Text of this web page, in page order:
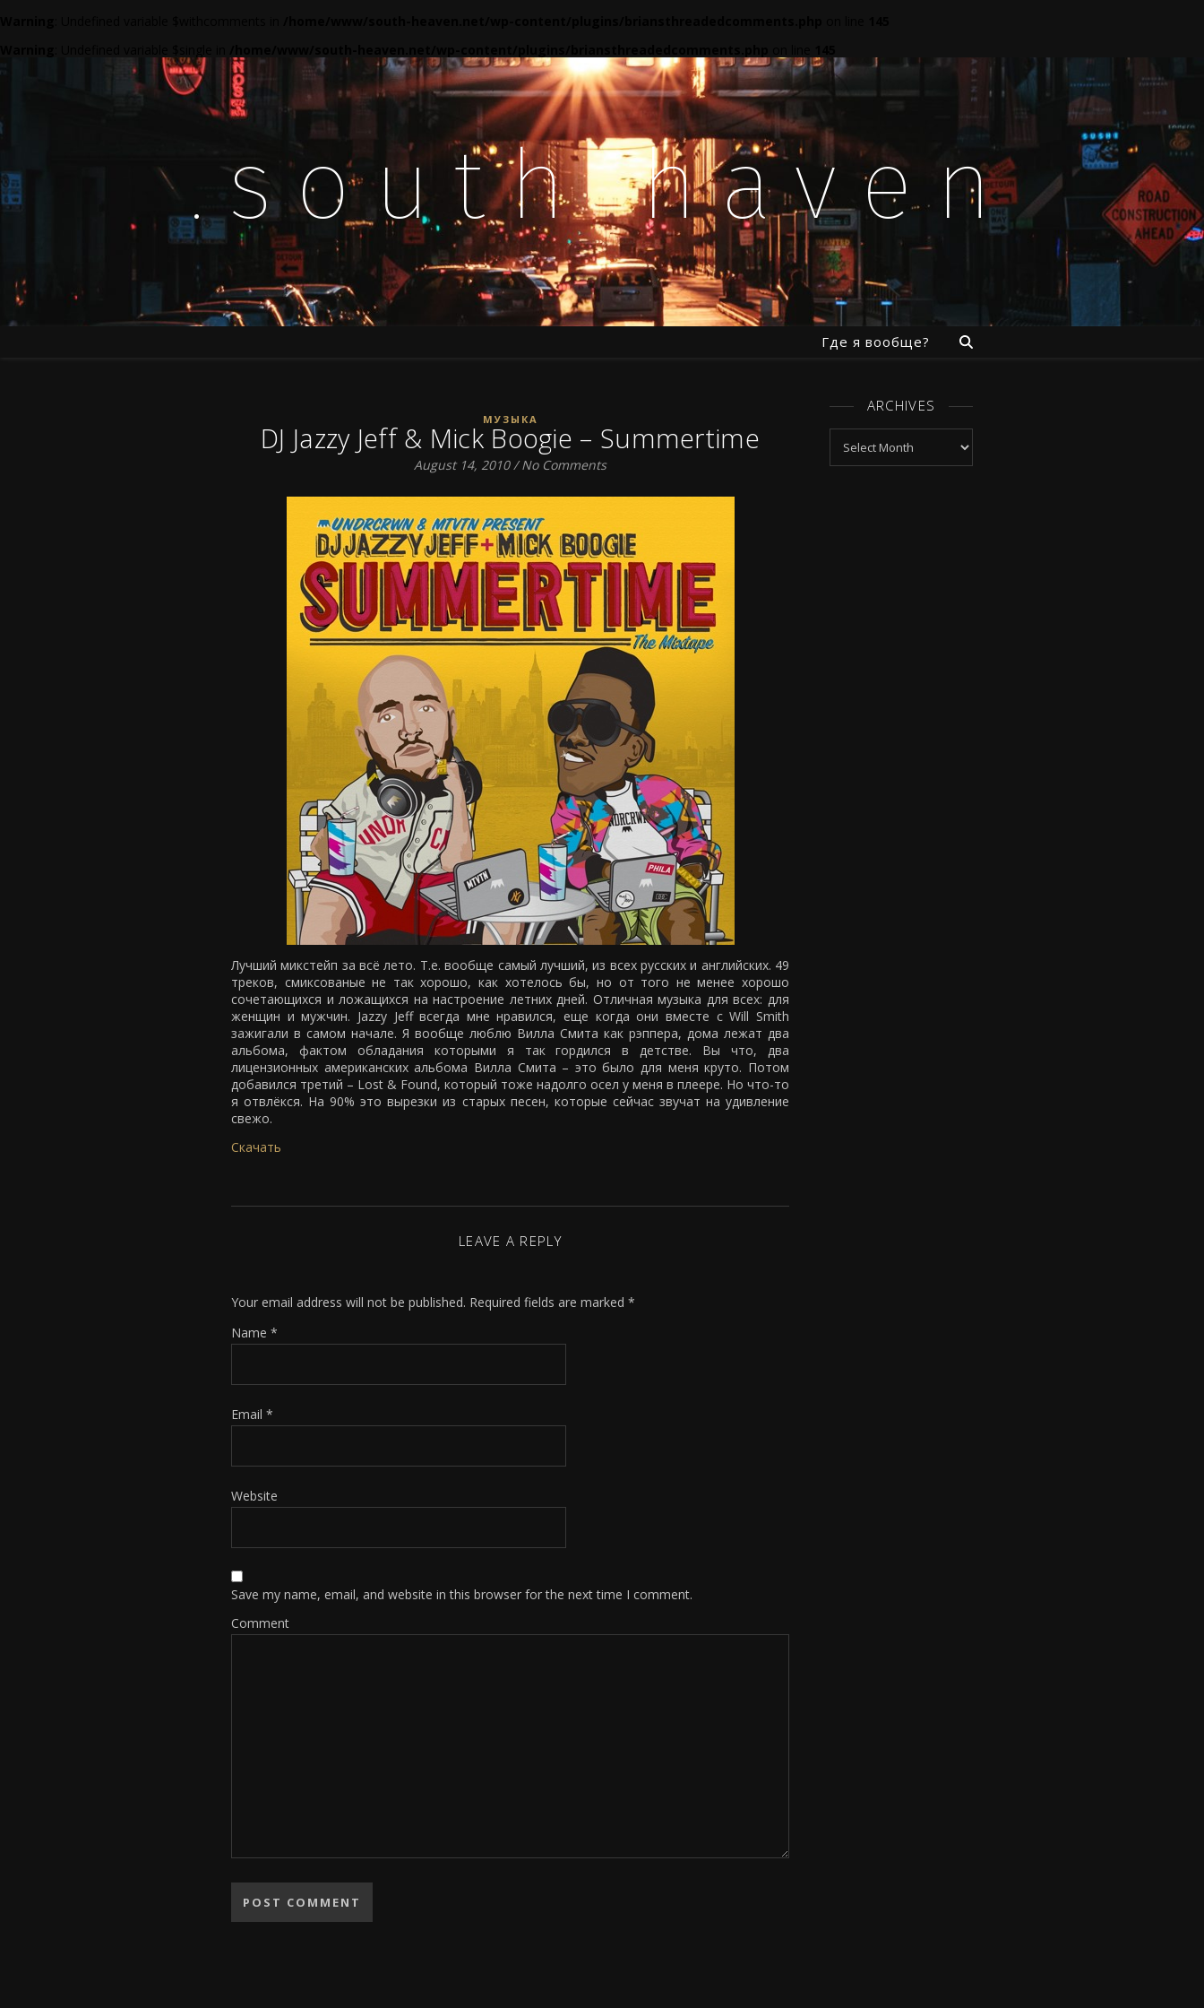
.south haven
Где я вообще?
МУЗЫКА
DJ Jazzy Jeff & Mick Boogie – Summertime
August 14, 2010 / No Comments
Лучший микстейп за всё лето. Т.е. вообще самый лучший, из всех русских и английских. 49
треков, смиксованые не так хорошо, как хотелось бы, но от того не менее хорошо
сочетающихся и ложащихся на настроение летних дней. Отличная музыка для всех: для
женщин и мужчин. Jazzy Jeff всегда мне нравился, еще когда они вместе с Will Smith
зажигали в самом начале. Я вообще люблю Вилла Смита как рэппера, дома лежат два
альбома, фактом обладания которыми я так гордился в детстве. Вы что, два
лицензионных американских альбома Вилла Смита – это было для меня круто. Потом
добавился третий – Lost & Found, который тоже надолго осел у меня в плеере. Но что-то
я отвлёкся. На 90% это вырезки из старых песен, которые сейчас звучат на удивление
свежо.
Скачать
LEAVE A REPLY
Your email address will not be published. Required fields are marked *
Name *
Email *
Website
Save my name, email, and website in this browser for the next time I comment.
Comment
ARCHIVES
Archives